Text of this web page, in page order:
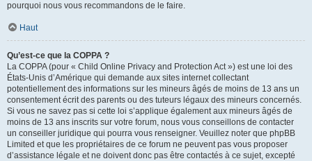
pourquoi nous vous recommandons de le faire.
Haut
Qu’est-ce que la COPPA ?
La COPPA (pour « Child Online Privacy and Protection Act ») est une loi des
États-Unis d’Amérique qui demande aux sites internet collectant
potentiellement des informations sur les mineurs âgés de moins de 13 ans un
consentement écrit des parents ou des tuteurs légaux des mineurs concernés.
Si vous ne savez pas si cette loi s’applique également aux mineurs âgés de
moins de 13 ans inscrits sur votre forum, nous vous conseillons de contacter
un conseiller juridique qui pourra vous renseigner. Veuillez noter que phpBB
Limited et que les propriétaires de ce forum ne peuvent pas vous proposer
d’assistance légale et ne doivent donc pas être contactés à ce sujet, excepté